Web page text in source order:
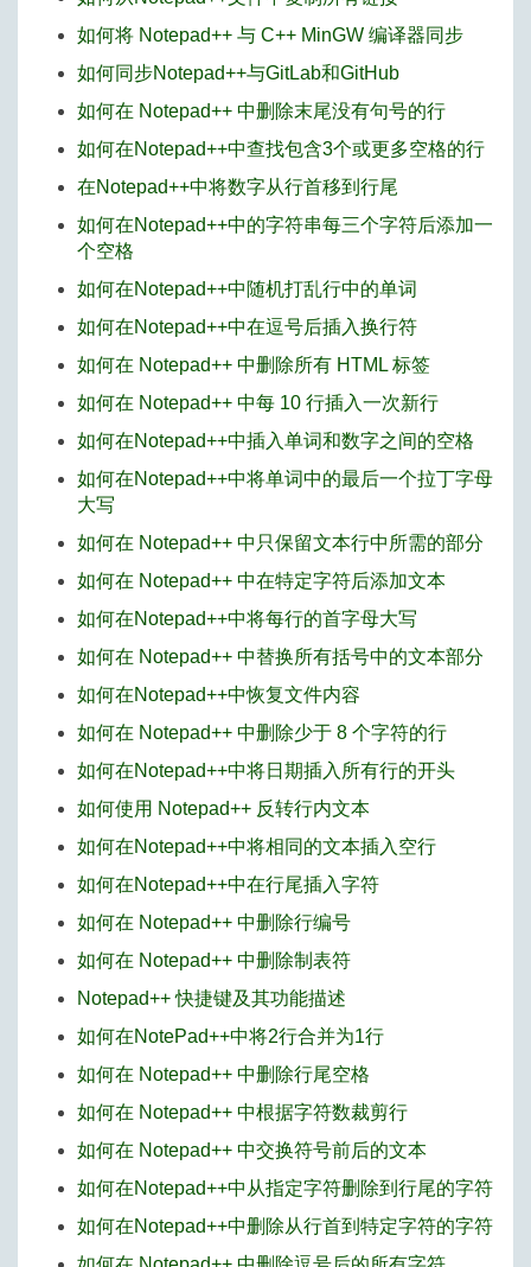
如何将 Notepad++ 与 C++ MinGW 编译器同步
如何同步Notepad++与GitLab和GitHub
如何在 Notepad++ 中删除末尾没有句号的行
如何在Notepad++中查找包含3个或更多空格的行
在Notepad++中将数字从行首移到行尾
如何在Notepad++中的字符串每三个字符后添加一
个空格
如何在Notepad++中随机打乱行中的单词
如何在Notepad++中在逗号后插入换行符
如何在 Notepad++ 中删除所有 HTML 标签
如何在 Notepad++ 中每 10 行插入一次新行
如何在Notepad++中插入单词和数字之间的空格
如何在Notepad++中将单词中的最后一个拉丁字母
大写
如何在 Notepad++ 中只保留文本行中所需的部分
如何在 Notepad++ 中在特定字符后添加文本
如何在Notepad++中将每行的首字母大写
如何在 Notepad++ 中替换所有括号中的文本部分
如何在Notepad++中恢复文件内容
如何在 Notepad++ 中删除少于 8 个字符的行
如何在Notepad++中将日期插入所有行的开头
如何使用 Notepad++ 反转行内文本
如何在Notepad++中将相同的文本插入空行
如何在Notepad++中在行尾插入字符
如何在 Notepad++ 中删除行编号
如何在 Notepad++ 中删除制表符
Notepad++ 快捷键及其功能描述
如何在NotePad++中将2行合并为1行
如何在 Notepad++ 中删除行尾空格
如何在 Notepad++ 中根据字符数裁剪行
如何在 Notepad++ 中交换符号前后的文本
如何在Notepad++中从指定字符删除到行尾的字符
如何在Notepad++中删除从行首到特定字符的字符